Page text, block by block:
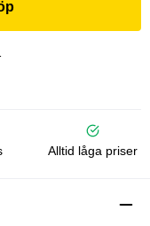
Alltid låga priser